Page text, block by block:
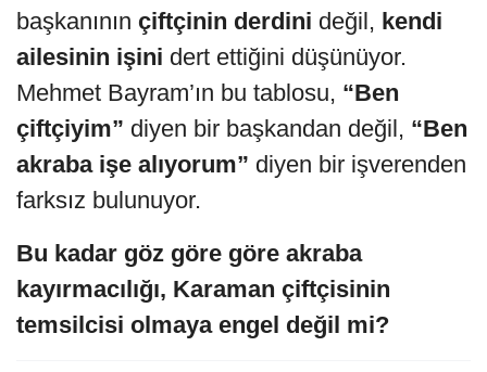
başkanının çiftçinin derdini değil, kendi
ailesinin işini dert ettiğini düşünüyor.
Mehmet Bayram’ın bu tablosu, “Ben
çiftçiyim” diyen bir başkandan değil, “Ben
akraba işe alıyorum” diyen bir işverenden
farksız bulunuyor.
Bu kadar göz göre göre akraba
kayırmacılığı, Karaman çiftçisinin
temsilcisi olmaya engel değil mi?